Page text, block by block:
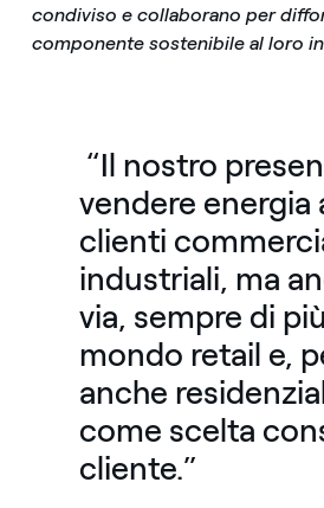
condiviso e collaborano per
componente sostenibile al loro
“Il nostro
vendere energia
clienti
industriali, ma
via, sempre di
mondo retail e,
anche
come scelta
cliente.”